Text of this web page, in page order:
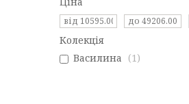
Колекція
Василина
1